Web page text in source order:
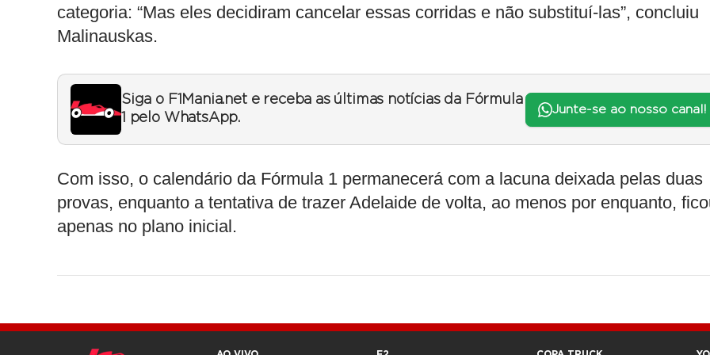
categoria: “Mas eles decidiram cancelar essas corridas e não substituí-las”, concluiu
Malinauskas.
Siga o F1Mania.net e receba as últimas notícias da Fórmula
1 pelo WhatsApp.
Junte-se ao nosso canal!
Com isso, o calendário da Fórmula 1 permanecerá com a lacuna deixada pelas duas
provas, enquanto a tentativa de trazer Adelaide de volta, ao menos por enquanto,
apenas no plano inicial.